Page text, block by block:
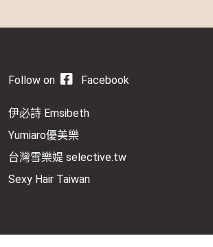
Follow on Facebook
伊必詩 Emsibeth
Yumiaro優美樂
台灣雪樂媞 selective.tw
Sexy Hair Taiwan